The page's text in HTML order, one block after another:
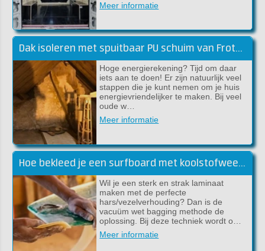
Meer informatie
Dak isoleren met spuitbaar PU schuim van Froth-Pak
Hoge energierekening? Tijd om daar
iets aan te doen! Er zijn natuurlijk veel
stappen die je kunt nemen om je huis
energievriendelijker te maken. Bij veel
oude w…
Meer informatie
Hoe bekleed je een surfboard met koolstofweefsel en epoxy?
Wil je een sterk en strak laminaat
maken met de perfecte
hars/vezelverhouding? Dan is de
vacuüm wet bagging methode de
oplossing. Bij deze techniek wordt o…
Meer informatie